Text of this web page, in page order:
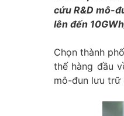
cứu R&D mô-
lên đến
Chọn thành
thế hàng đầu
mô-đun lưu trữ